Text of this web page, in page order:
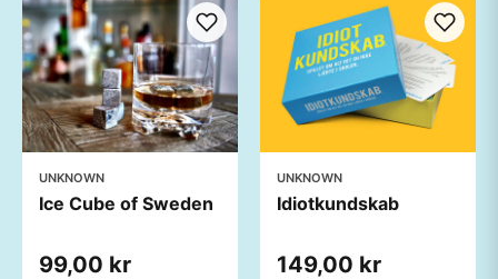
UNKNOWN
Ice Cube of Sweden
99,00 kr
UNKNOWN
Idiotkundskab
149,00 kr